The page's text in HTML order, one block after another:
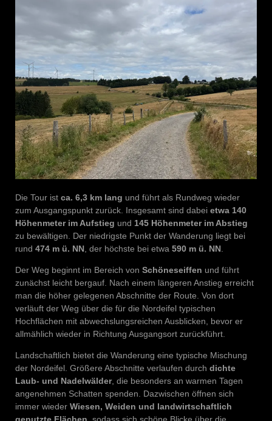
Die Tour ist ca. 6,3 km lang und führt als Rundweg wieder
zum Ausgangspunkt zurück. Insgesamt sind dabei etwa 140
Höhenmeter im Aufstieg und 145 Höhenmeter im Abstieg
zu bewältigen. Der niedrigste Punkt der Wanderung liegt bei
rund 474 m ü. NN , der höchste bei etwa 590 m ü. NN
Der Weg beginnt im Bereich von Schöneseiffen und führt
zunächst leicht bergauf. Nach einem längeren Anstieg erreicht
man die höher gelegenen Abschnitte der Route. Von dort
verläuft der Weg über die für die Nordeifel typischen
Hochflächen mit abwechslungsreichen Ausblicken, bevor er
allmählich wieder in Richtung Ausgangsort zurückführt.
Landschaftlich bietet die Wanderung eine typische Mischung
der Nordeifel. Größere Abschnitte verlaufen durch dichte
Laub- und Nadelwälder, die besonders an warmen Tagen
angenehmen Schatten spenden. Dazwischen öffnen sich
immer wieder Wiesen, Weiden und landwirtschaftlich